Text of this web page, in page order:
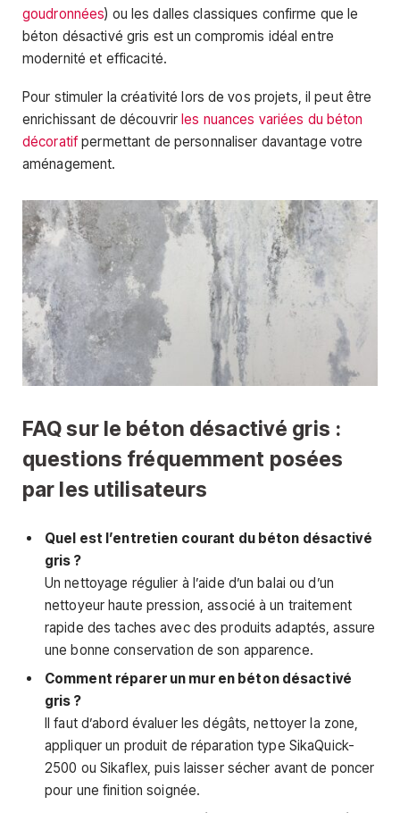
goudronnées) ou les dalles classiques confirme que le
béton désactivé gris est un compromis idéal entre
modernité et efficacité.
Pour stimuler la créativité lors de vos projets, il peut être
enrichissant de découvrirles nuances variées du béton
décoratifpermettant de personnaliser davantage votre
aménagement.
FAQ sur le béton désactivé gris :
questions fréquemment posées
par les utilisateurs
Quel est l’entretien courant du béton désactivé
gris ?
Un nettoyage régulier à l’aide d’un balai ou d’un
nettoyeur haute pression, associé à un traitement
rapide des taches avec des produits adaptés, assure
une bonne conservation de son apparence.
Comment réparer un mur en béton désactivé
gris ?
Il faut d’abord évaluer les dégâts, nettoyer la zone,
appliquer un produit de réparation type SikaQuick-
2500 ou Sikaflex, puis laisser sécher avant de poncer
pour une finition soignée.